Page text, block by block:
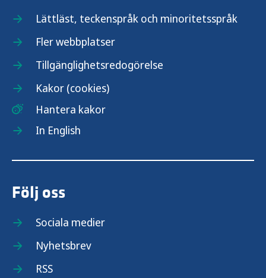
Lättläst, teckenspråk och minoritetsspråk
Fler webbplatser
Tillgänglighetsredogörelse
Kakor (cookies)
Hantera kakor
In English
Följ oss
Sociala medier
Nyhetsbrev
RSS